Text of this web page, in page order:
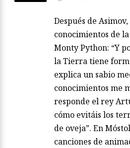
Después de
conocimientos de
Monty Python: “Y
la Tierra tiene
explica un sabio
conocimientos me
responde el rey
cómo evitáis los
de oveja”. En
canciones de